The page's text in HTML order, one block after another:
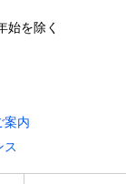
始を除く
案内
ス